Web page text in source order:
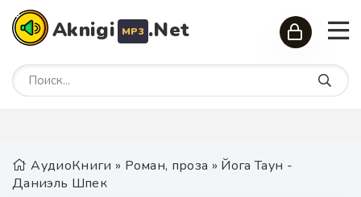
Aknigi MP3 .Net
АудиоКниги » Роман, проза » Йога Таун -
Даниэль Шпек